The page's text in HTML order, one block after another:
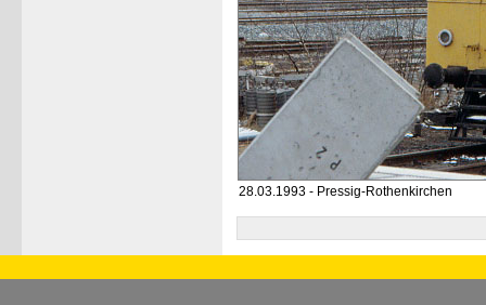
28.03.1993 - Pressig-Rothenkirchen